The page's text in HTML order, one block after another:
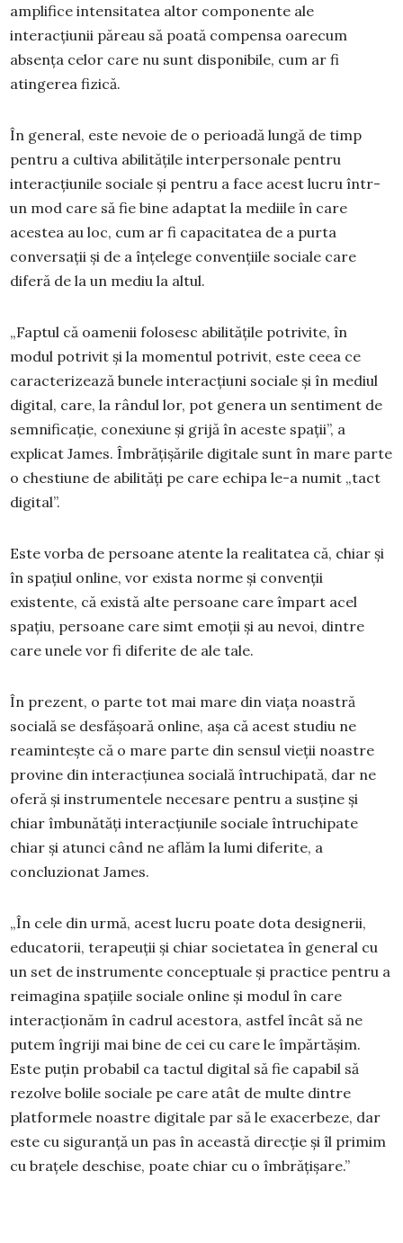
amplifice intensitatea altor componente ale
interacțiunii păreau să poată compensa oarecum
absența celor care nu sunt disponibile, cum ar fi
atingerea fizică.
În general, este nevoie de o perioadă lungă de timp
pentru a cultiva abilitățile interpersonale pentru
interacțiunile sociale și pentru a face acest lucru într-
un mod care să fie bine adaptat la mediile în care
acestea au loc, cum ar fi capacitatea de a purta
conversații și de a înțelege convențiile sociale care
diferă de la un mediu la altul.
„Faptul că oamenii folosesc abilitățile potrivite, în
modul potrivit și la momentul potrivit, este ceea ce
caracterizează bunele interacțiuni sociale și în mediul
digital, care, la rândul lor, pot genera un sentiment de
semnificație, conexiune și grijă în aceste spații”, a
explicat James. Îmbrățișările digitale sunt în mare parte
o chestiune de abilități pe care echipa le-a numit „tact
digital”.
Este vorba de persoane atente la realitatea că, chiar și
în spațiul online, vor exista norme și convenții
existente, că există alte persoane care împart acel
spațiu, persoane care simt emoții și au nevoi, dintre
care unele vor fi diferite de ale tale.
În prezent, o parte tot mai mare din viața noastră
socială se desfășoară online, așa că acest studiu ne
reamintește că o mare parte din sensul vieții noastre
provine din interacțiunea socială întruchipată, dar ne
oferă și instrumentele necesare pentru a susține și
chiar îmbunătăți interacțiunile sociale întruchipate
chiar și atunci când ne aflăm la lumi diferite, a
concluzionat James.
„În cele din urmă, acest lucru poate dota designerii,
educatorii, terapeuții și chiar societatea în general cu
un set de instrumente conceptuale și practice pentru a
reimagina spațiile sociale online și modul în care
interacționăm în cadrul acestora, astfel încât să ne
putem îngriji mai bine de cei cu care le împărtășim.
Este puțin probabil ca tactul digital să fie capabil să
rezolve bolile sociale pe care atât de multe dintre
platformele noastre digitale par să le exacerbeze, dar
este cu siguranță un pas în această direcție și îl primim
cu brațele deschise, poate chiar cu o îmbrățișare.”